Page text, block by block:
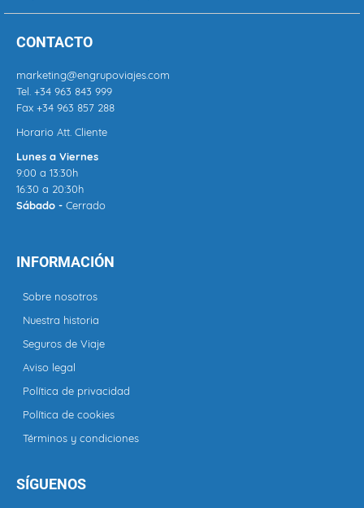
CONTACTO
marketing@engrupoviajes.com
Tel. +34 963 843 999
Fax +34 963 857 288
Horario Att. Cliente
Lunes a Viernes
9:00 a 13:30h
16:30 a 20:30h
Sábado - Cerrado
INFORMACIÓN
Sobre nosotros
Nuestra historia
Seguros de Viaje
Aviso legal
Política de privacidad
Política de cookies
Términos y condiciones
SÍGUENOS